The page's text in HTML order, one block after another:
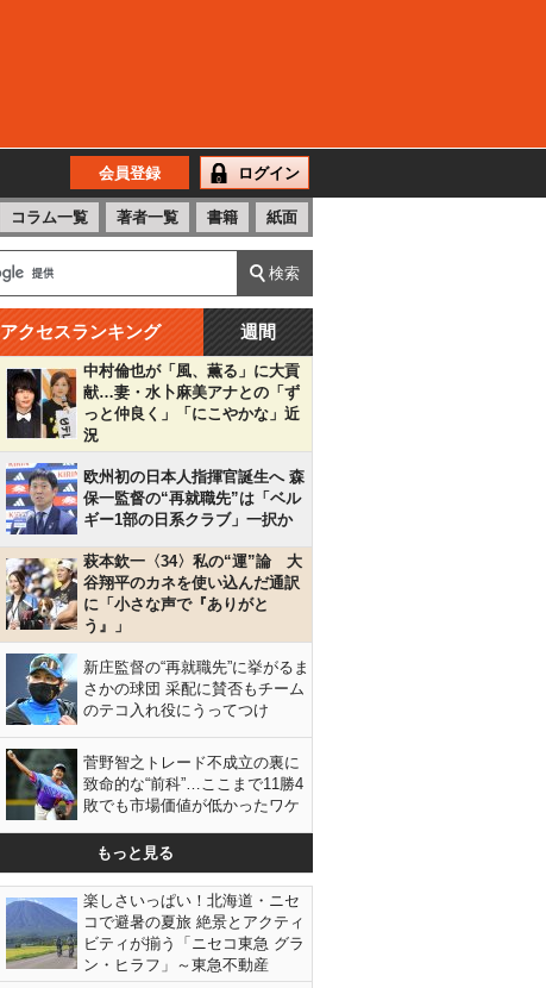
会員登録 ログイン
コラム一覧 著者一覧 書籍 紙面
アクセスランキング 週間
中村倫也が「風、薫る」に大貢
献…妻・水卜麻美アナとの「ず
っと仲良く」「にこやかな」近
況
欧州初の日本人指揮官誕生へ 森
保一監督の“再就職先”は「ベル
ギー1部の日系クラブ」一択か
萩本欽一〈34〉私の“運”論 大
谷翔平のカネを使い込んだ通訳
に「小さな声で『ありがと
う』」
新庄監督の“再就職先”に挙がるま
さかの球団 采配に賛否もチーム
のテコ入れ役にうってつけ
菅野智之トレード不成立の裏に
致命的な“前科”…ここまで11勝4
敗でも市場価値が低かったワケ
もっと見る
楽しさいっぱい！北海道・ニセ
コで避暑の夏旅 絶景とアクティ
ビティが揃う「ニセコ東急 グラ
ン・ヒラフ」～東急不動産